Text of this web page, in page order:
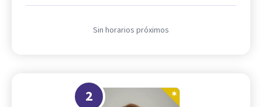
Sin horarios próximos
2